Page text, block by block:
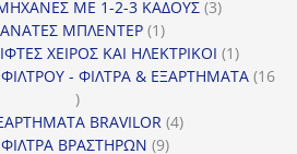
ΜΕ 1-2-3 ΚΑΔΟΥΣ 33
ΜΠΛΕΝΤΕΡ 11
προϊόν
ΧΕΙΡΟΣ ΚΑΙ ΗΛΕΚΤΡΙΚΟΙ 11
προϊόν
- ΦΙΛΤΡΑ & ΕΞΑΡΤΗΜΑΤΑ 16
16
προϊόντα
BRAVILOR 44
ΦΙΛΤΡΑ ΒΡΑΣΤΗΡΩΝ 99